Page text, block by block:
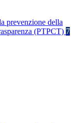
prevenzione della
(PTPCT) 7